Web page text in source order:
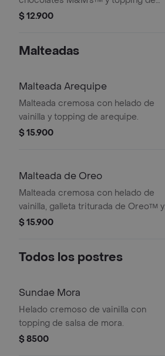
arequipe.
$ 12.900
Malteadas
Malteada Arequipe
Malteada cremosa con helado de
vainilla y topping de arequipe.
$ 15.900
Malteada de Oreo
Malteada cremosa con helado de
vainilla, galleta triturada de Oreo™ y
topping de chocolate.
$ 15.900
Todos los postres
Sundae Mora
Helado cremoso de vainilla con
topping de salsa de mora.
$ 8500